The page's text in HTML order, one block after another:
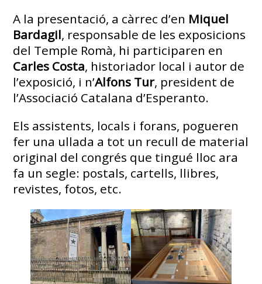
A la presentació, a càrrec d’en Miquel
Bardagil, responsable de les exposicions
del Temple Romà, hi participaren en
Carles Costa, historiador local i autor de
l’exposició, i n’Alfons Tur, president de
l’Associació Catalana d’Esperanto.
Els assistents, locals i forans, pogueren
fer una ullada a tot un recull de material
original del congrés que tingué lloc ara
fa un segle: postals, cartells, llibres,
revistes, fotos, etc.